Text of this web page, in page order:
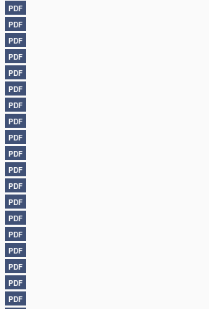
PDF
PDF
PDF
PDF
PDF
PDF
PDF
PDF
PDF
PDF
PDF
PDF
PDF
PDF
PDF
PDF
PDF
PDF
PDF